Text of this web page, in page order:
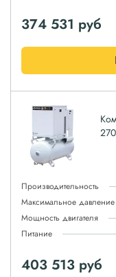
374 531 руб
Производительность
Максимальное давление
Мощность двигателя
Питание
403 513 руб